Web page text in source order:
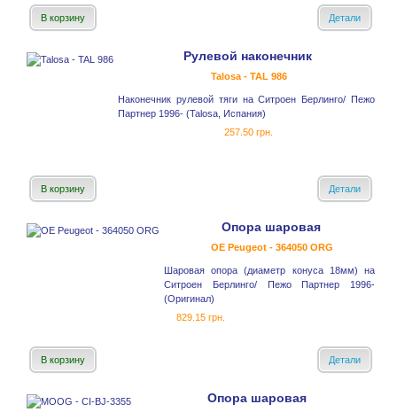
В корзину Детали
Рулевой наконечник
Talosa - TAL 986
Наконечник рулевой тяги на Ситроен Берлинго/ Пежо
Партнер 1996- (Talosa, Испания)
257.50 грн.
В корзину Детали
Опора шаровая
OE Peugeot - 364050 ORG
Шаровая опора (диаметр конуса 18мм) на
Ситроен Берлинго/ Пежо Партнер 1996-
(Оригинал)
829.15 грн.
В корзину Детали
Опора шаровая